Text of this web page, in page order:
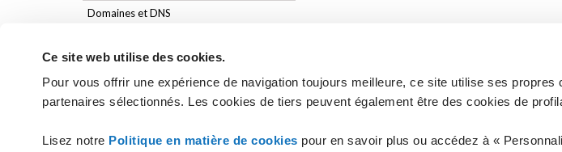
Ce site web utilise des cookies.
Pour vous offrir une expérience de navigation toujours meilleure, ce site utilise ses
partenaires sélectionnés. Les cookies de tiers peuvent également être des cookies de
Lisez notre Politique en matière de cookies pour en savoir plus ou accédez à «
Domaines et DNS
Vous n'avez pas trouvé les réponses à vos questions ?
CONTACTEZ L'ASSISTANCE